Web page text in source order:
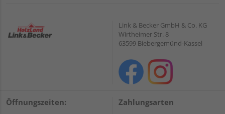
Link & Becker GmbH & Co. KG
Wirtheimer Str. 8
63599 Biebergemünd-Kassel
Öffnungszeiten: Zahlungsarten